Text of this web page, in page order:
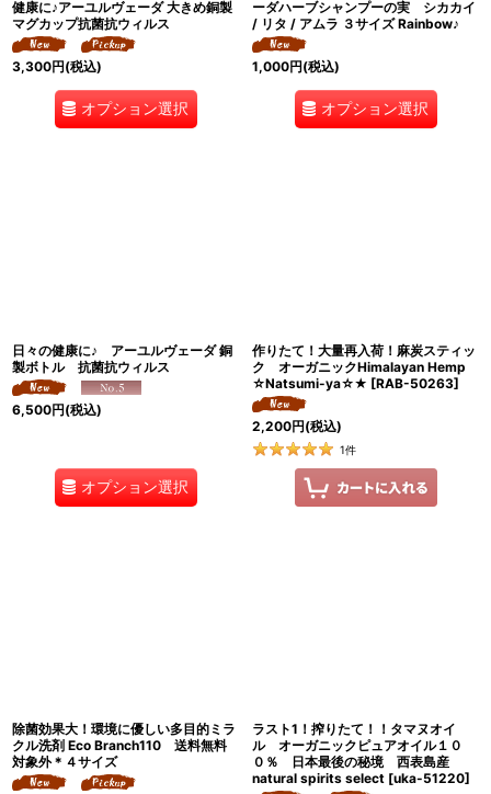
健康に♪アーユルヴェーダ 大きめ銅製
マグカップ抗菌抗ウィルス
3,300円(税込)
オプション選択
ーダハーブシャンプーの実 シカカイ
/ リタ / アムラ ３サイズ Rainbow♪
1,000円(税込)
オプション選択
日々の健康に♪ アーユルヴェーダ 銅
製ボトル 抗菌抗ウィルス
6,500円(税込)
オプション選択
作りたて！大量再入荷！麻炭スティッ
ク オーガニックHimalayan Hemp
☆Natsumi-ya☆★ [RAB-50263]
2,200円(税込)
1件
除菌効果大！環境に優しい多目的ミラ
クル洗剤 Eco Branch110 送料無料
対象外＊４サイズ
ラスト1！搾りたて！！タマヌオイ
ル オーガニックピュアオイル１０
０％ 日本最後の秘境 西表島産
natural spirits select [uka-51220]